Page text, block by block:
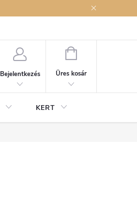
Bejelentkezés
KOSÁR
Üres kosár
KERT